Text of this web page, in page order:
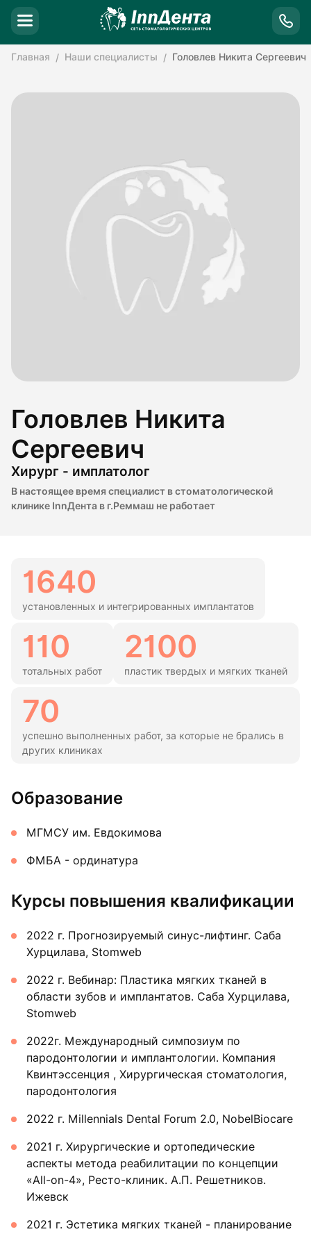
Главная Наши специалисты Головлев Никита Сергеевич
Головлев Никита
Сергеевич
Хирург - имплатолог
В настоящее время специалист в стоматологической
клинике InnДента в г.Реммаш не работает
1640
установленных и интегрированных имплантатов
110
тотальных работ
2100
пластик твердых и мягких тканей
70
успешно выполненных работ, за которые не брались в
других клиниках
Образование
МГМСУ им. Евдокимова
ФМБА - ординатура
Курсы повышения квалификации
2022 г. Прогнозируемый синус-лифтинг. Саба
Хурцилава, Stomweb
2022 г. Вебинар: Пластика мягких тканей в
области зубов и имплантатов. Саба Хурцилава,
Stomweb
2022г. Международный симпозиум по
пародонтологии и имплантологии. Компания
Квинтэссенция , Хирургическая стоматология,
пародонтология
2022 г. Millennials Dental Forum 2.0, NobelBiocare
2021 г. Хирургические и ортопедические
аспекты метода реабилитации по концепции
«All-on-4», Ресто-клиник. А.П. Решетников.
Ижевск
2021 г. Эстетика мягких тканей - планирование